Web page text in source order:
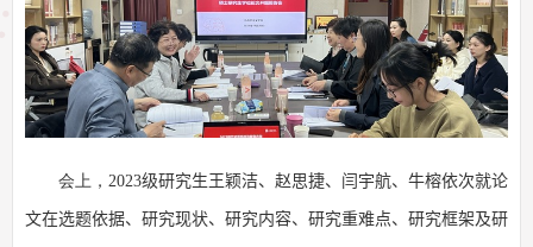
会上， 2023级研究生王颖洁、赵思捷、闫宇航、牛榕依次就论
文在选题依据、研究现状、研究内容、研究重难点、研究框架及研